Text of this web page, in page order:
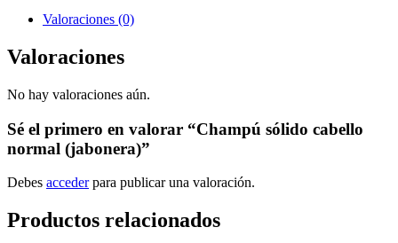
Valoraciones (0)
Valoraciones
No hay valoraciones aún.
Sé el primero en valorar “Champú sólido cabello
normal (jabonera)”
Debes accederpara publicar una valoración.
Productos relacionados